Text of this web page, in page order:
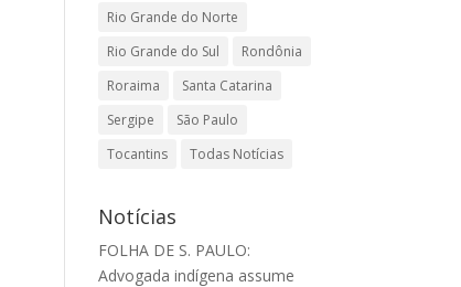
Rio Grande do Norte
Rio Grande do Sul
Rondônia
Roraima
Santa Catarina
Sergipe
São Paulo
Tocantins
Todas Notícias
Notícias
FOLHA DE S. PAULO:
Advogada indígena assume